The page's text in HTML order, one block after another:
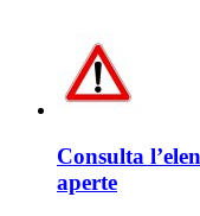
Consulta
aperte